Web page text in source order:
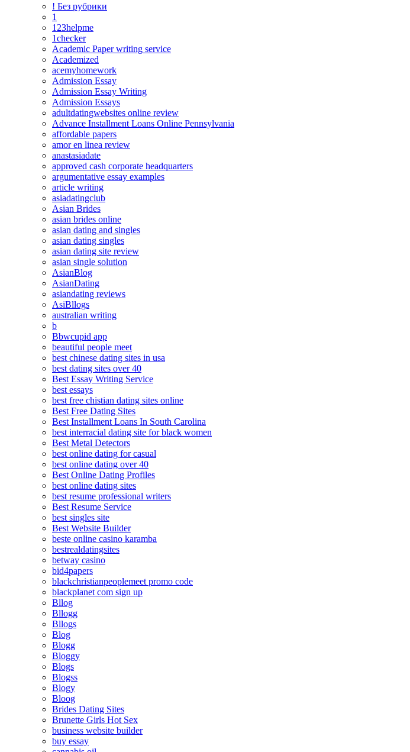
! Без рубрики
1
123helpme
1checker
Academic Paper writing service
Academized
acemyhomework
Admission Essay
Admission Essay Writing
Admission Essays
adultdatingwebsites online review
Advance Installment Loans Online Pennsylvania
affordable papers
amor en linea review
anastasiadate
approved cash corporate headquarters
argumentative essay examples
article writing
asiadatingclub
Asian Brides
asian brides online
asian dating and singles
asian dating singles
asian dating site review
asian single solution
AsianBlog
AsianDating
asiandating reviews
AsiBllogs
australian writing
b
Bbwcupid app
beautiful people meet
best chinese dating sites in usa
best dating sites over 40
Best Essay Writing Service
best essays
best free chistian dating sites online
Best Free Dating Sites
Best Installment Loans In South Carolina
best interracial dating site for black women
Best Metal Detectors
best online dating for casual
best online dating over 40
Best Online Dating Profiles
best online dating sites
best resume professional writers
Best Resume Service
best singles site
Best Website Builder
beste online casino karamba
bestrealdatingsites
betway casino
bid4papers
blackchristianpeoplemeet promo code
blackplanet com sign up
Bllog
Bllogg
Bllogs
Blog
Blogg
Bloggy
Blogs
Blogss
Blogy
Bloog
Brides Dating Sites
Brunette Girls Hot Sex
business website builder
buy essay